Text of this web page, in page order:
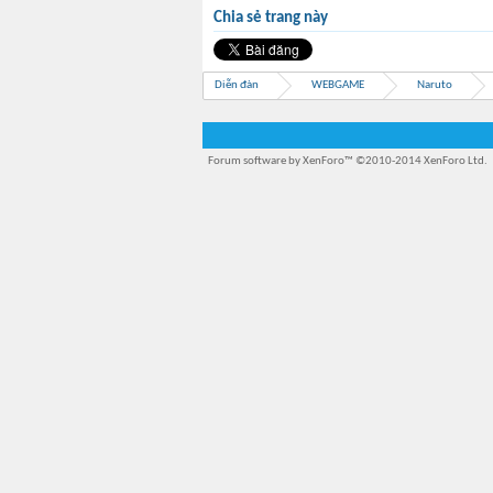
Chia sẻ trang này
Diễn đàn WEBGAME Naruto
Forum software by XenForo™ ©2010-2014 XenForo Ltd.